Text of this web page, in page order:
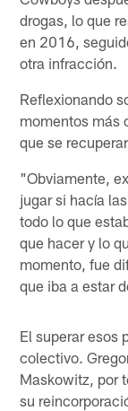
drogas, lo que
en 2016,
otra infracción.
Reflexionando
momentos más
que se
"Obviamente,
jugar si hacía
todo lo que
que hacer y lo
momento, fue
que iba a estar
El superar esos
colectivo.
Maskowitz, por
su